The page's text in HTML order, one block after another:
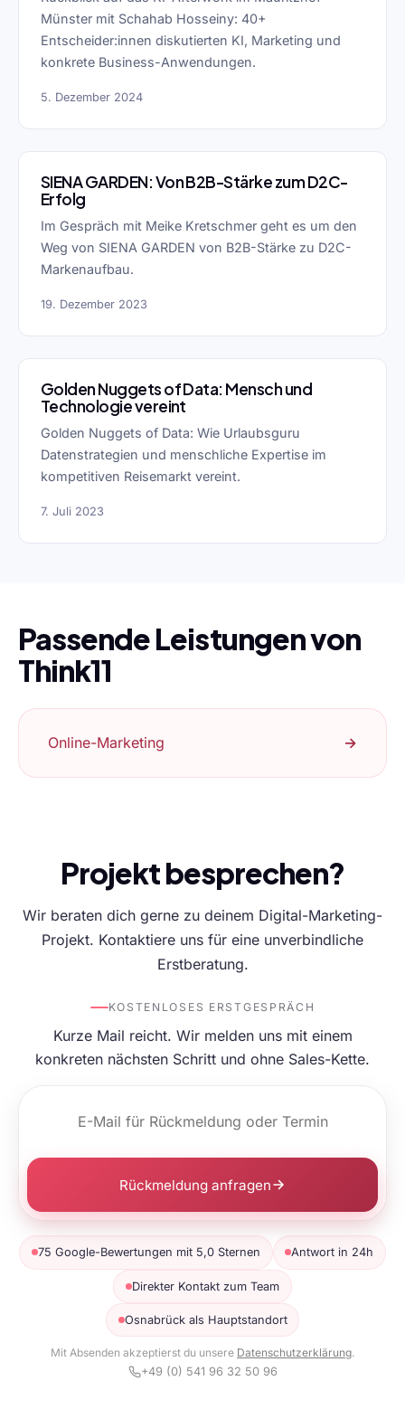
Münster mit Schahab Hosseiny: 40+
Entscheider:innen diskutierten KI, Marketing und
konkrete Business-Anwendungen.
5. Dezember 2024
SIENA GARDEN: Von B2B-Stärke zum D2C-
Erfolg
Im Gespräch mit Meike Kretschmer geht es um den
Weg von SIENA GARDEN von B2B-Stärke zu D2C-
Markenaufbau.
19. Dezember 2023
Golden Nuggets of Data: Mensch und
Technologie vereint
Golden Nuggets of Data: Wie Urlaubsguru
Datenstrategien und menschliche Expertise im
kompetitiven Reisemarkt vereint.
7. Juli 2023
Passende Leistungen von
Think11
Online-Marketing →
Projekt besprechen?
Wir beraten dich gerne zu deinem Digital-Marketing-
Projekt. Kontaktiere uns für eine unverbindliche
Erstberatung.
KOSTENLOSES ERSTGESPRÄCH
Kurze Mail reicht. Wir melden uns mit einem
konkreten nächsten Schritt und ohne Sales-Kette.
Rückmeldung anfragen
75 Google-Bewertungen mit 5,0 Sternen Antwort in 24h
Direkter Kontakt zum Team
Osnabrück als Hauptstandort
Mit Absenden akzeptierst du unsere Datenschutzerklärung.
+49 (0) 541 96 32 50 96